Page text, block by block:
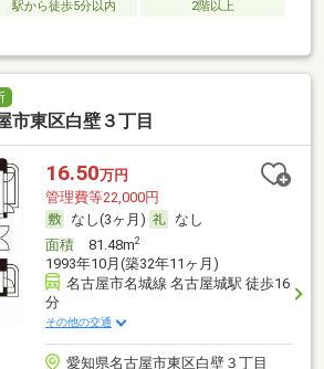
駅から徒歩5分以内
2階以上
市東区白壁３丁目
16.50万円
管理費等22,000円
なし(3ヶ月)
なし
面積81.48m2
1993年10月(築32年11ヶ月)
名古屋市名城線 名古屋城駅 徒歩16
分
その他の交通
愛知県名古屋市東区白壁３丁目